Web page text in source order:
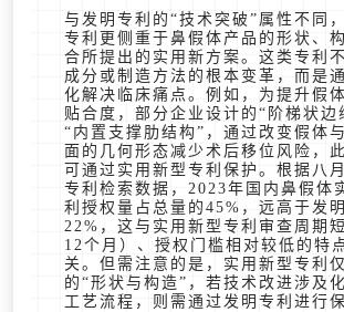
与发明专利的“技术突破”属性不同
专利更侧重于鼻假体产品的形状、
合所提出的实用新方案。这类专利
成分或制造方法的根本变革，而是
化解决临床痛点。例如，为提升假
贴合度，部分企业设计的“阶梯状边
“内置支撑肋结构”，通过改变假体
面的几何形态减少术后移位风险，
可通过实用新型专利保护。根据八
专利检索数据，2023年国内鼻假体
利授权量占总量的45%，远高于发
22%，这与实用新型专利审查周期
12个月）、授权门槛相对较低的特
关。但需注意的是，实用新型专利
的“形状与构造”，若技术改进涉及
工艺流程，则需通过发明专利进行保